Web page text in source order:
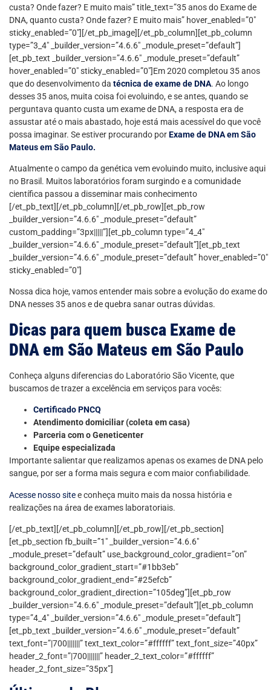
custa? Onde fazer? E muito mais” title_text=”35 anos do Exame de
DNA, quanto custa? Onde fazer? E muito mais” hover_enabled=”0″
sticky_enabled=”0″][/et_pb_image][/et_pb_column][et_pb_column
type=”3_4″ _builder_version=”4.6.6″ _module_preset=”default”]
[et_pb_text _builder_version=”4.6.6″ _module_preset=”default”
hover_enabled=”0″ sticky_enabled=”0″]Em 2020 completou 35 anos
que do desenvolvimento da técnica de exame de DNA. Ao longo
desses 35 anos, muita coisa foi evoluindo, e se antes, quando se
perguntava quanto custa um exame de DNA, a resposta era de
assustar até o mais abastado, hoje está mais acessível do que você
possa imaginar. Se estiver procurando porExame de DNA em São
Mateus em São Paulo.
Atualmente o campo da genética vem evoluindo muito, inclusive aqui
no Brasil. Muitos laboratórios foram surgindo e a comunidade
científica passou a disseminar mais conhecimento
[/et_pb_text][/et_pb_column][/et_pb_row][et_pb_row
_builder_version=”4.6.6″ _module_preset=”default”
custom_padding=”3px|||||”][et_pb_column type=”4_4″
_builder_version=”4.6.6″ _module_preset=”default”][et_pb_text
_builder_version=”4.6.6″ _module_preset=”default” hover_enabled=”0″
sticky_enabled=”0″]
Nossa dica hoje, vamos entender mais sobre a evolução do exame do
DNA nesses 35 anos e de quebra sanar outras dúvidas.
Dicas para quem busca Exame de
DNA em São Mateus em São Paulo
Conheça alguns diferencias do Laboratório São Vicente, que
buscamos de trazer a excelência em serviços para vocês:
Certificado PNCQ
Atendimento domiciliar (coleta em casa)
Parceria com o Geneticenter
Equipe especializada
Importante salientar que realizamos apenas os exames de DNA pelo
sangue, por ser a forma mais segura e com maior confiabilidade.
Acesse nosso sitee conheça muito mais da nossa história e
realizações na área de exames laboratoriais.
[/et_pb_text][/et_pb_column][/et_pb_row][/et_pb_section]
[et_pb_section fb_built=”1″ _builder_version=”4.6.6″
_module_preset=”default” use_background_color_gradient=”on”
background_color_gradient_start=”#1bb3eb”
background_color_gradient_end=”#25efcb”
background_color_gradient_direction=”105deg”][et_pb_row
_builder_version=”4.6.6″ _module_preset=”default”][et_pb_column
type=”4_4″ _builder_version=”4.6.6″ _module_preset=”default”]
[et_pb_text _builder_version=”4.6.6″ _module_preset=”default”
text_font=”|700|||||||” text_text_color=”#ffffff” text_font_size=”40px”
header_2_font=”|700|||||||” header_2_text_color=”#ffffff”
header_2_font_size=”35px”]